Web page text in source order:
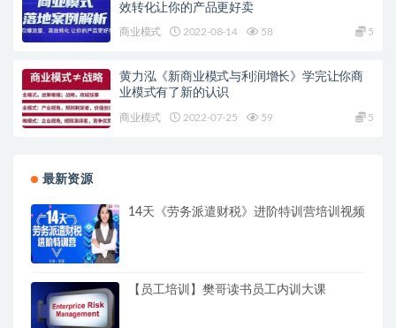
效转化让你的产品更好卖
商业模式 2022-08-14 58 5
黄力泓《新商业模式与利润增长》学完让你商
业模式有了新的认识
商业模式 2022-07-25 59 5
最新资源
14天《劳务派遣财税》进阶特训营培训视频
【员工培训】樊哥读书员工内训大课